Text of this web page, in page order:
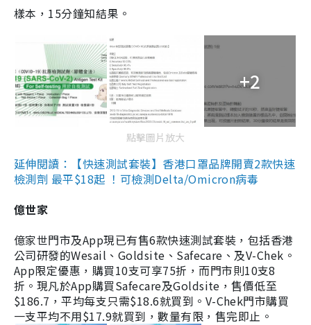
樣本，15分鐘知結果。
+2
點擊圖片放大
延伸閱讀：【快速測試套裝】香港口罩品牌開賣2款快速
檢測劑 最平$18起 ！可檢測Delta/Omicron病毒
億世家
億家世門市及App現已有售6款快速測試套裝，包括香港
公司研發的Wesail、Goldsite、Safecare、及V-Chek。
App限定優惠，購買10支可享75折，而門市則10支8
折。現凡於App購買Safecare及Goldsite，售價低至
$186.7，平均每支只需$18.6就買到。V-Chek門市購買
一支平均不用$17.9就買到，數量有限，售完即止。